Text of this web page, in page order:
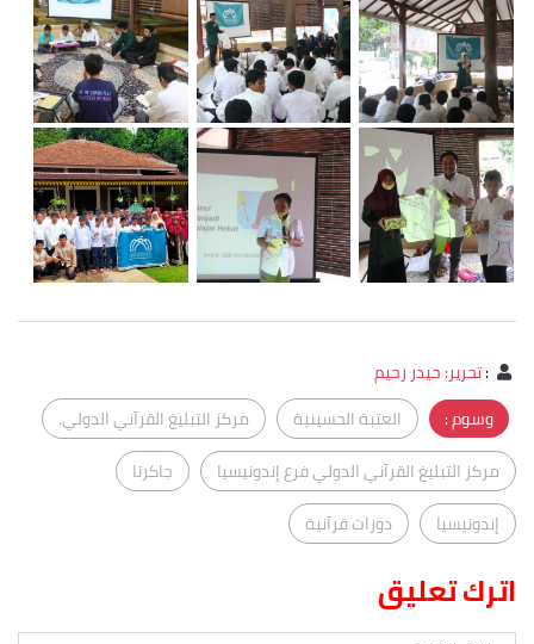
:تحرير: حيدر رحيم
وسوم :
العتبة الحسينية
مركز التبليغ القرآني الدولي.
مركز التبليغ القرآني الدولي فرع إندونيسيا
جاكرتا
إندونيسيا
دورات قرآنية
اترك تعليق